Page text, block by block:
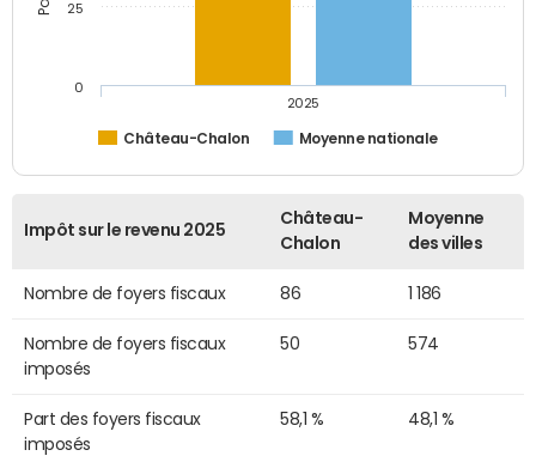
Château-Chalon Moyenne nationale
2025
0
25
Impôt sur le revenu 2025
Château-
Chalon
Moyenne
des villes
Nombre de foyers fiscaux 86 1 186
Nombre de foyers fiscaux
imposés
50 574
Part des foyers fiscaux
imposés
58,1 % 48,1 %